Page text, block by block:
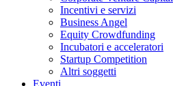
Incentivi e servizi
Business Angel
Equity Crowdfunding
Incubatori e acceleratori
Startup Competition
Altri soggetti